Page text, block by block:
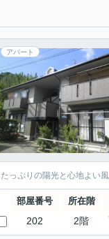
アパート
たっぷりの陽光と心地よい
部屋番号 所在階
202 2階